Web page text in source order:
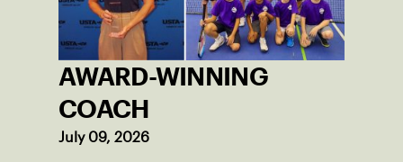
AWARD-WINNING
COACH
July 09, 2026